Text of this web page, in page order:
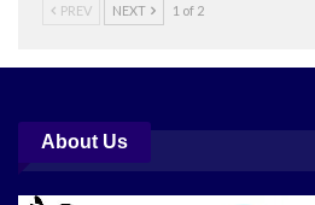
PREV NEXT 1 of 2
About Us